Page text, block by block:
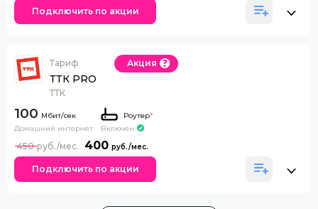
Подключить по акции
Тариф
ТТК PRO
ТТК
Акция
100
Домашний интернет
Роутер*
Включен
400
450
Подключить по акции